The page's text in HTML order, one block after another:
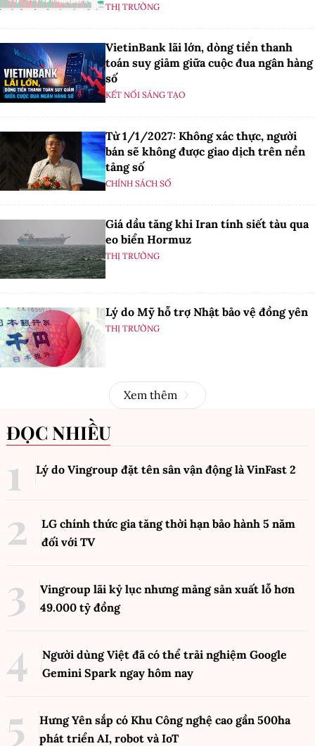
THỊ TRƯỜNG
VietinBank lãi lớn, dòng tiền thanh
toán suy giảm giữa cuộc đua ngân hàng
số
KẾT NỐI SÁNG TẠO
Từ 1/1/2027: Không xác thực, người
bán sẽ không được giao dịch trên nền
tảng số
CHÍNH SÁCH SỐ
Giá dầu tăng khi Iran tính siết tàu qua
eo biển Hormuz
THỊ TRƯỜNG
Lý do Mỹ hỗ trợ Nhật bảo vệ đồng yên
THỊ TRƯỜNG
Xem thêm
ĐỌC NHIỀU
Lý do Vingroup đặt tên sân vận động là VinFast 2
LG chính thức gia tăng thời hạn bảo hành 5 năm
đối với TV
Vingroup lãi kỷ lục nhưng mảng sản xuất lỗ hơn
49.000 tỷ đồng
Người dùng Việt đã có thể trải nghiệm Google
Gemini Spark ngay hôm nay
Hưng Yên sắp có Khu Công nghệ cao gần 500ha
phát triển AI, robot và IoT